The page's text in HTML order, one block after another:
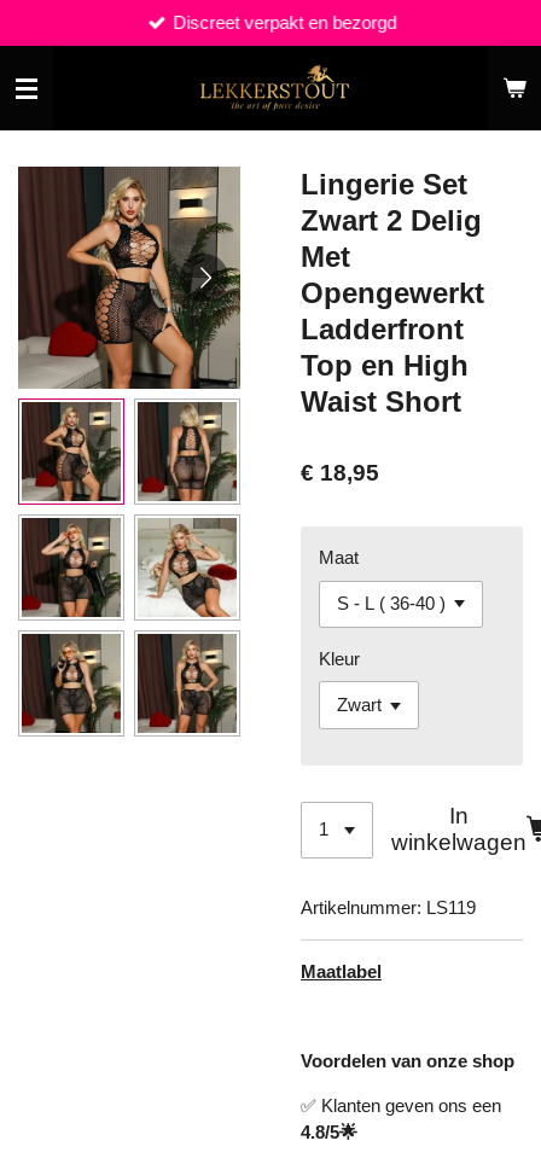
direct
naar
de
hoofdinhoud
Discreet verpakt en bezorgd
Lingerie Set
Zwart 2 Delig
Met
Opengewerkt
Ladderfront
Top en High
Waist Short
€ 18,95
Maat
Kleur
In
winkelwagen
Artikelnummer: LS119
Maatlabel
Voordelen van onze shop
✅ Klanten geven ons een
4.8/5🌟